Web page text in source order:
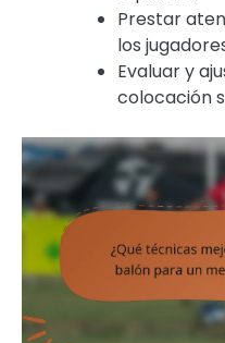
Prestar
los
Evaluar y
colocación